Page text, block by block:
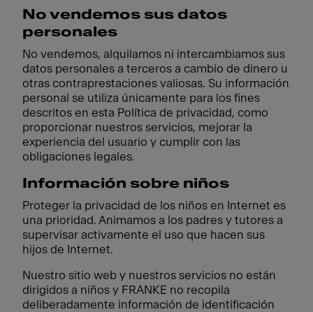
No vendemos sus datos
personales
No vendemos, alquilamos ni intercambiamos sus
datos personales a terceros a cambio de dinero u
otras contraprestaciones valiosas. Su información
personal se utiliza únicamente para los fines
descritos en esta Política de privacidad, como
proporcionar nuestros servicios, mejorar la
experiencia del usuario y cumplir con las
obligaciones legales.
Información sobre niños
Proteger la privacidad de los niños en Internet es
una prioridad. Animamos a los padres y tutores a
supervisar activamente el uso que hacen sus
hijos de Internet.
Nuestro sitio web y nuestros servicios no están
dirigidos a niños y FRANKE no recopila
deliberadamente información de identificación